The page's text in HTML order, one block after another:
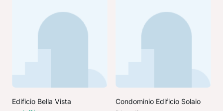
Edificio Bella Vista
Condominio Edificio Solaio